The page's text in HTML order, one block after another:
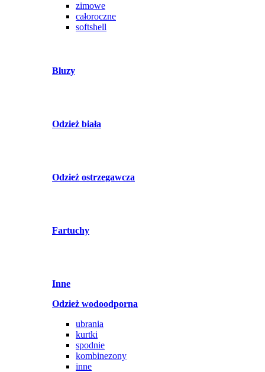
zimowe
całoroczne
softshell
Bluzy
Odzież biała
Odzież ostrzegawcza
Fartuchy
Inne
Odzież wodoodporna
ubrania
kurtki
spodnie
kombinezony
inne